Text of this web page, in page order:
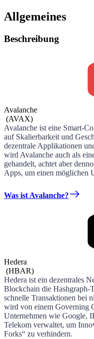
Allgemeines
Beschreibung
Avalanche
(AVAX)
Avalanche ist eine Smart-
auf Skalierbarkeit und
dezentrale Applikationen
wird Avalanche auch als
gehandelt, achtet aber
Apps, um einen möglichen
Was ist Avalanche?
Hedera
(HBAR)
Hedera ist ein dezentrales
Blockchain die Hashgraph-
schnelle Transaktionen bei
wird von einem Governing
Unternehmen wie Google,
Telekom verwaltet, um
Forks“ zu verhindern.